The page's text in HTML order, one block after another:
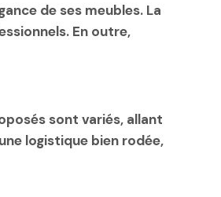
de ses meubles. La
En outre,
sont variés, allant
logistique bien rodée,